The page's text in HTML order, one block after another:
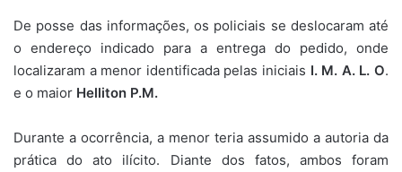
De posse das informações, os policiais se deslocaram até
o endereço indicado para a entrega do pedido, onde
localizaram a menor identificada pelas iniciais I. M. A. L. O.
e o maior Helliton P.M.
Durante a ocorrência, a menor teria assumido a autoria da
prática do ato ilícito. Diante dos fatos, ambos foram